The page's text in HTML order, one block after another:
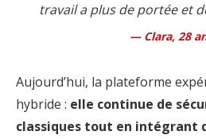
travail a plus de portée et
Clara, 28
Aujourd’hui, la plateforme
hybride : elle continue de
classiques tout en intégrant